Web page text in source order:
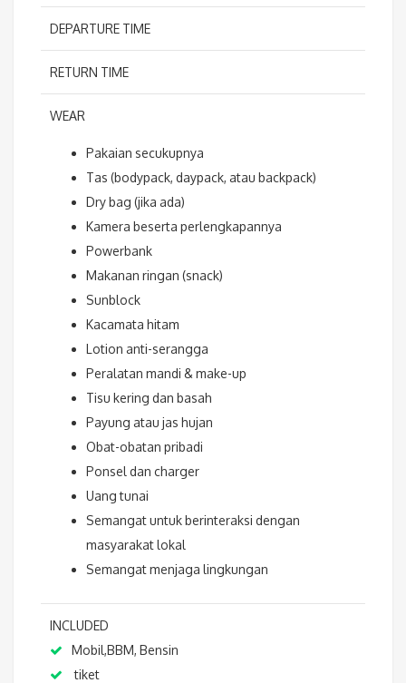
DEPARTURE TIME
RETURN TIME
WEAR
Pakaian secukupnya
Tas (bodypack, daypack, atau backpack)
Dry bag (jika ada)
Kamera beserta perlengkapannya
Powerbank
Makanan ringan (snack)
Sunblock
Kacamata hitam
Lotion anti-serangga
Peralatan mandi & make-up
Tisu kering dan basah
Payung atau jas hujan
Obat-obatan pribadi
Ponsel dan charger
Uang tunai
Semangat untuk berinteraksi dengan
masyarakat lokal
Semangat menjaga lingkungan
INCLUDED
Mobil,BBM, Bensin
tiket